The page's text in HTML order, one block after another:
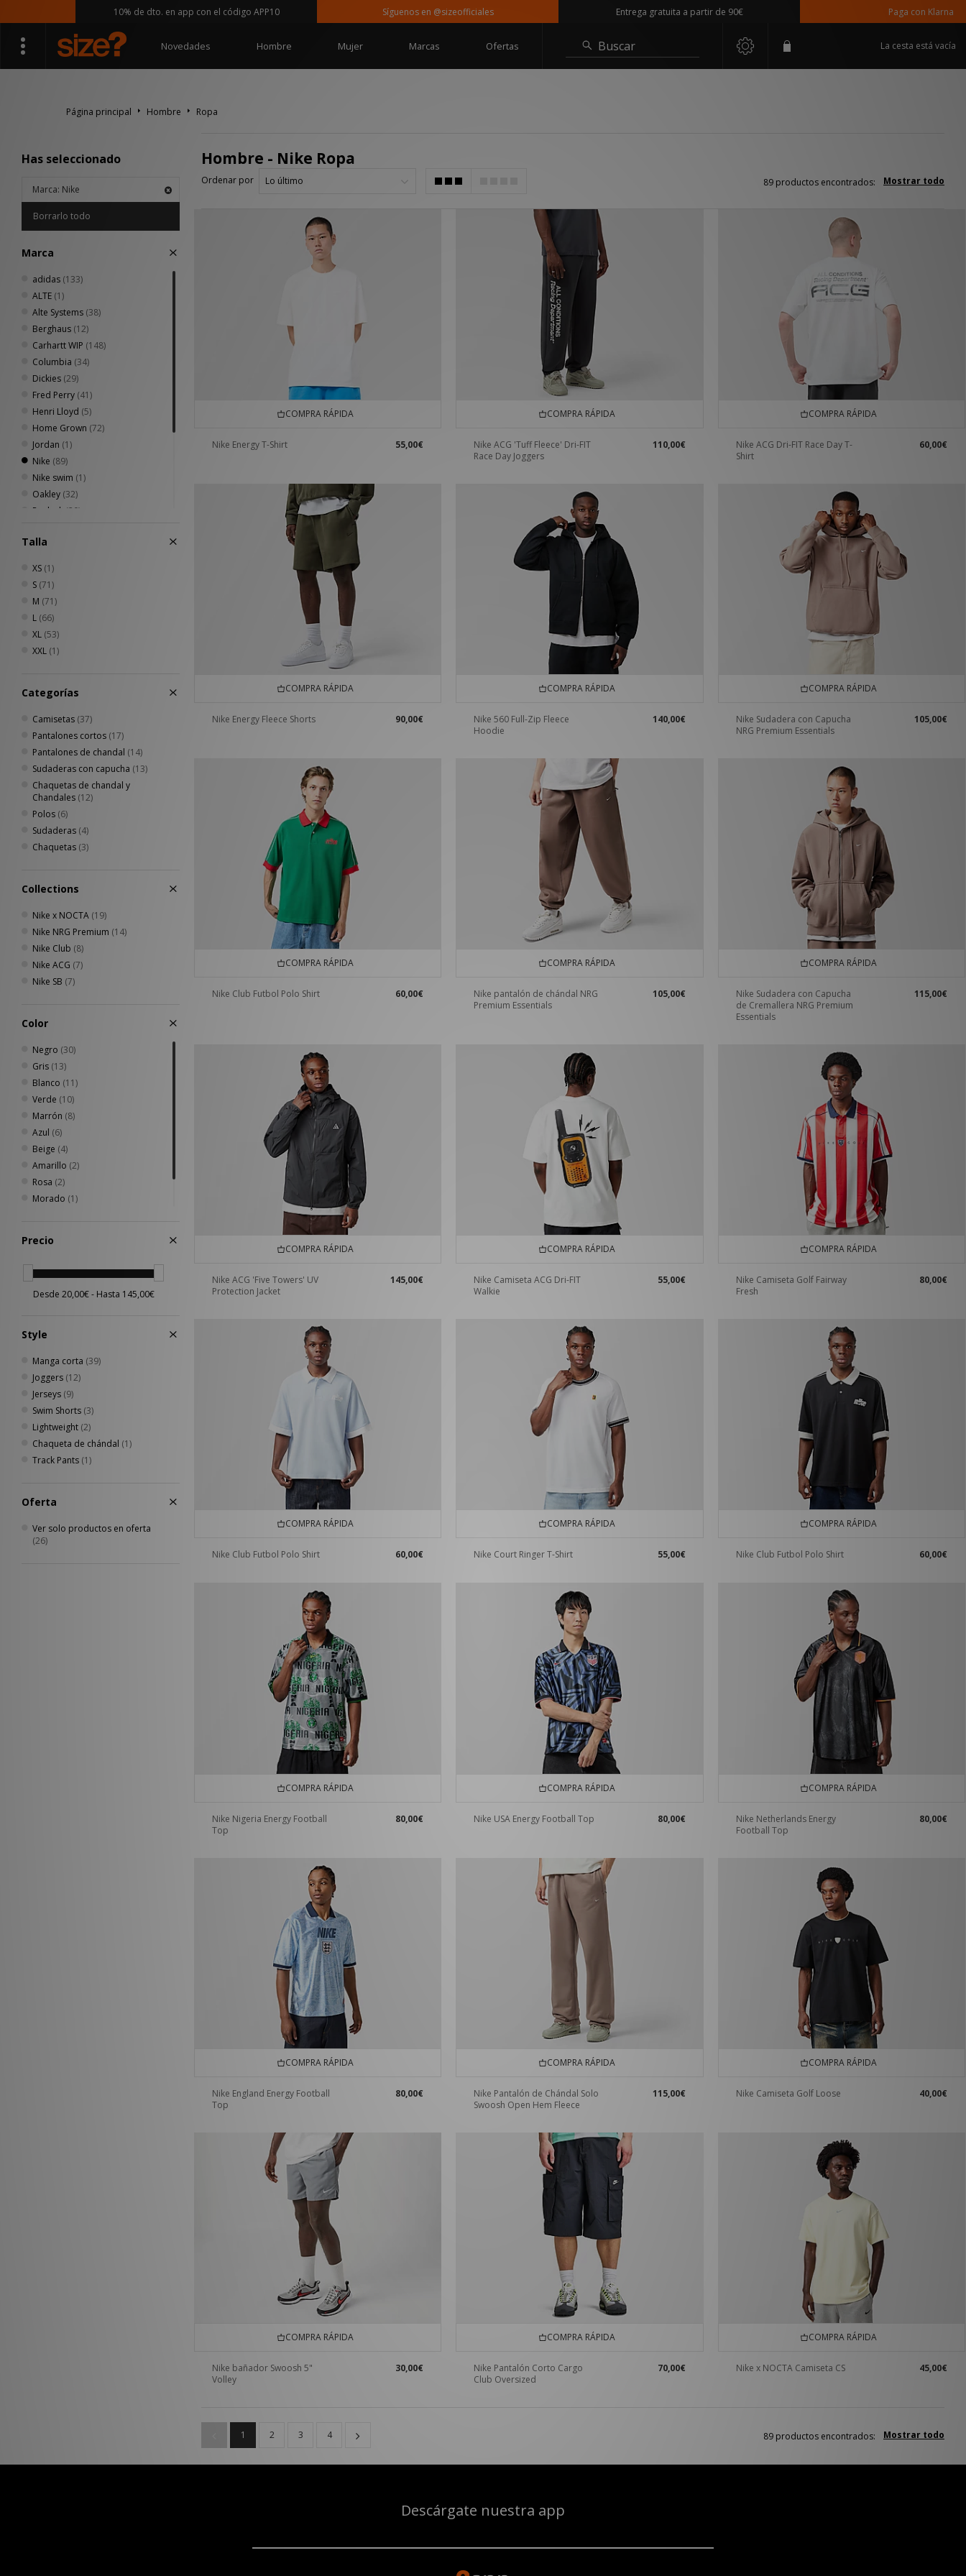
10% de dto. en app con el código APP10 Síguenos en @sizeofficiales Entrega gratuita a partir de 90€ Paga con Klarna
Novedades Hombre Mujer Marcas Ofertas Buscar La cesta está vacía
Página principal Hombre Ropa
Has seleccionado
Marca: Nike
Borrarlo todo
Marca
adidas (133)
ALTE (1)
Alte Systems (38)
Berghaus (12)
Carhartt WIP (148)
Columbia (34)
Dickies (29)
Fred Perry (41)
Henri Lloyd (5)
Home Grown (72)
Jordan (1)
Nike (89)
Nike swim (1)
Oakley (32)
Reebok (20)
The North Face
Umbro
Von Dutch
XLARGE
Talla
XS (1)
S (71)
M (71)
L (66)
XL (53)
XXL (1)
Categorías
Camisetas (37)
Pantalones cortos (17)
Pantalones de chandal (14)
Sudaderas con capucha (13)
Chaquetas de chandal y
Chandales (12)
Polos (6)
Sudaderas (4)
Chaquetas (3)
Collections
Nike x NOCTA (19)
Nike NRG Premium (14)
Nike Club (8)
Nike ACG (7)
Nike SB (7)
Color
Negro (30)
Gris (13)
Blanco (11)
Verde (10)
Marrón (8)
Azul (6)
Beige (4)
Amarillo (2)
Rosa (2)
Morado (1)
Precio
Style
Manga corta (39)
Joggers (12)
Jerseys (9)
Swim Shorts (3)
Lightweight (2)
Chaqueta de chándal (1)
Track Pants (1)
Oferta
Ver solo productos en oferta
(26)
Hombre - Nike Ropa
Ordenar por Mostrar todo
89 productos encontrados:
COMPRA RÁPIDA
Nike Energy T-Shirt 55,00€
COMPRA RÁPIDA
Nike ACG 'Tuff Fleece' Dri-FIT
Race Day Joggers
110,00€
COMPRA RÁPIDA
Nike ACG Dri-FIT Race Day T-
Shirt
60,00€
COMPRA RÁPIDA
Nike Energy Fleece Shorts 90,00€
COMPRA RÁPIDA
Nike 560 Full-Zip Fleece
Hoodie
140,00€
COMPRA RÁPIDA
Nike Sudadera con Capucha
NRG Premium Essentials
105,00€
COMPRA RÁPIDA
Nike Club Futbol Polo Shirt 60,00€
COMPRA RÁPIDA
Nike pantalón de chándal NRG
Premium Essentials
105,00€
COMPRA RÁPIDA
Nike Sudadera con Capucha
de Cremallera NRG Premium
Essentials
115,00€
COMPRA RÁPIDA
Nike ACG 'Five Towers' UV
Protection Jacket
145,00€
COMPRA RÁPIDA
Nike Camiseta ACG Dri-FIT
Walkie
55,00€
COMPRA RÁPIDA
Nike Camiseta Golf Fairway
Fresh
80,00€
COMPRA RÁPIDA
Nike Club Futbol Polo Shirt 60,00€
COMPRA RÁPIDA
Nike Court Ringer T-Shirt 55,00€
COMPRA RÁPIDA
Nike Club Futbol Polo Shirt 60,00€
COMPRA RÁPIDA
Nike Nigeria Energy Football
Top
80,00€
COMPRA RÁPIDA
Nike USA Energy Football Top 80,00€
COMPRA RÁPIDA
Nike Netherlands Energy
Football Top
80,00€
COMPRA RÁPIDA
Nike England Energy Football
Top
80,00€
COMPRA RÁPIDA
Nike Pantalón de Chándal Solo
Swoosh Open Hem Fleece
115,00€
COMPRA RÁPIDA
Nike Camiseta Golf Loose 40,00€
COMPRA RÁPIDA
Nike bañador Swoosh 5"
Volley
30,00€
COMPRA RÁPIDA
Nike Pantalón Corto Cargo
Club Oversized
70,00€
COMPRA RÁPIDA
Nike x NOCTA Camiseta CS 45,00€
1 2 3 4 Mostrar todo
89 productos encontrados:
Descárgate nuestra app